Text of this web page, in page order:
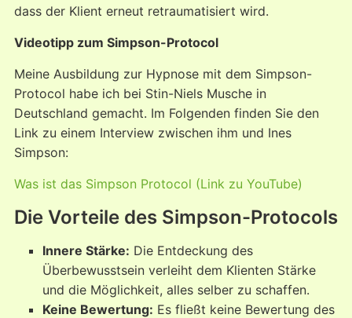
dass der Klient erneut retraumatisiert wird.
Videotipp zum Simpson-Protocol
Meine Ausbildung zur Hypnose mit dem Simpson-
Protocol habe ich bei Stin-Niels Musche in
Deutschland gemacht. Im Folgenden finden Sie den
Link zu einem Interview zwischen ihm und Ines
Simpson:
Was ist das Simpson Protocol (Link zu YouTube)
Die Vorteile des Simpson-Protocols
Innere Stärke: Die Entdeckung des
Überbewusstsein verleiht dem Klienten Stärke
und die Möglichkeit, alles selber zu schaffen.
Keine Bewertung: Es fließt keine Bewertung des